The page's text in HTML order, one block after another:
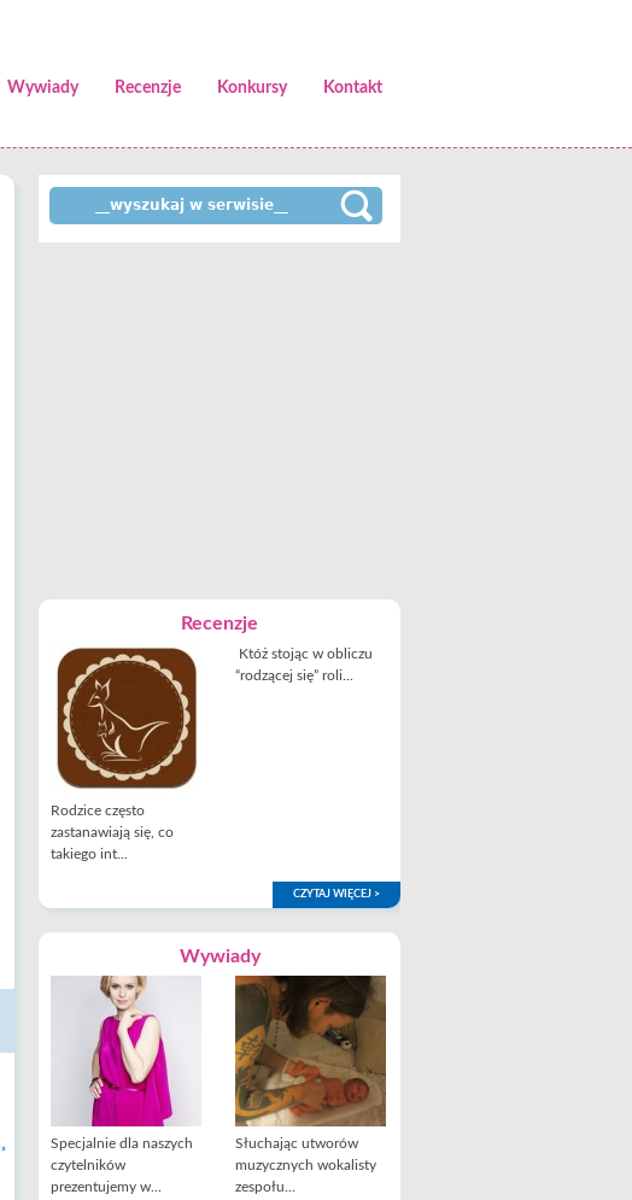
Wywiady Recenzje Konkursy Kontakt
»
Recenzje
Rodzice często
zastanawiają się, co
takiego int...
Któż stojąc w obliczu
“rodzącej się” roli...
CZYTAJ WIĘCEJ >
Wywiady
Specjalnie dla naszych
czytelników
prezentujemy w...
Słuchając utworów
muzycznych wokalisty
zespołu...